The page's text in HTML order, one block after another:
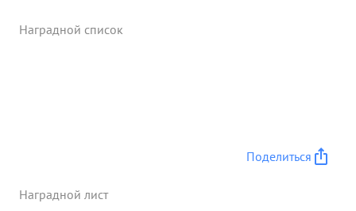
Наградной список
Поделиться
Наградной лист